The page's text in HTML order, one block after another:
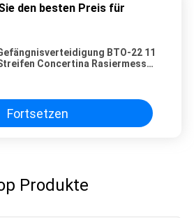
den besten Preis für
BTO-22 11
Concertina Rasiermesser
Fortsetzen
Produkte